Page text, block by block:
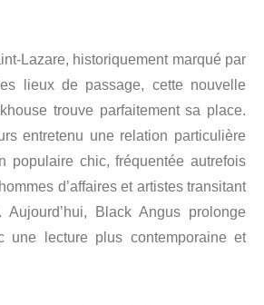
Lazare, historiquement marqué par
lieux de passage, cette nouvelle
trouve parfaitement sa place.
entretenu une relation particulière
populaire chic, fréquentée autrefois
d’affaires et artistes transitant
Black Angus prolonge
une lecture plus contemporaine et